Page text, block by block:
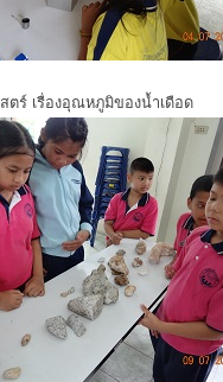
ตร์ เรื่องอุณหภูมิของน้ำเดือด